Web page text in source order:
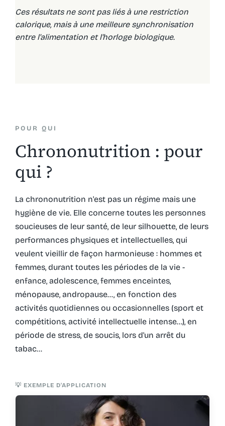
Ces résultats ne sont pas liés à une restriction
calorique, mais à une meilleure synchronisation
entre l'alimentation et l'horloge biologique.
POUR QUI
Chrononutrition : pour
qui ?
La chrononutrition n'est pas un régime mais une
hygiène de vie. Elle concerne toutes les personnes
soucieuses de leur santé, de leur silhouette, de leurs
performances physiques et intellectuelles, qui
veulent vieillir de façon harmonieuse : hommes et
femmes, durant toutes les périodes de la vie -
enfance, adolescence, femmes enceintes,
ménopause, andropause…, en fonction des
activités quotidiennes ou occasionnelles (sport et
compétitions, activité intellectuelle intense…), en
période de stress, de soucis, lors d'un arrêt du
tabac…
💡 EXEMPLE D'APPLICATION